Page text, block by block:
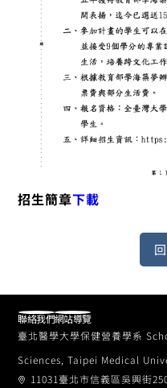
招生簡章下載
臺北醫學大學保健營養學系
Sciences, Taipei Medical
11031臺北市信義區吳興街
聯絡我們網站導覽